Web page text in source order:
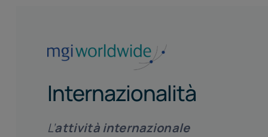
Internazionalità
L’attività internazionale